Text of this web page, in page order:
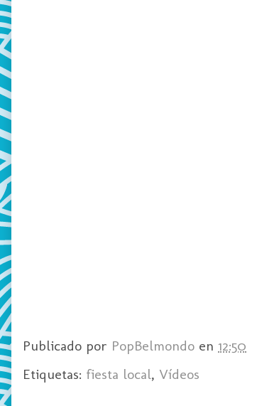
Publicado por PopBelmondo en 12:50
Etiquetas: fiesta local, Vídeos